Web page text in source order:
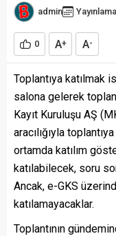
admin
0 A+ A-
Toplantıya
salona gelerek
Kayıt Kuruluşu AŞ
aracılığıyla
ortamda katılım
katılabilecek, soru
Ancak, e-GKS
katılamayacaklar.
Toplantının